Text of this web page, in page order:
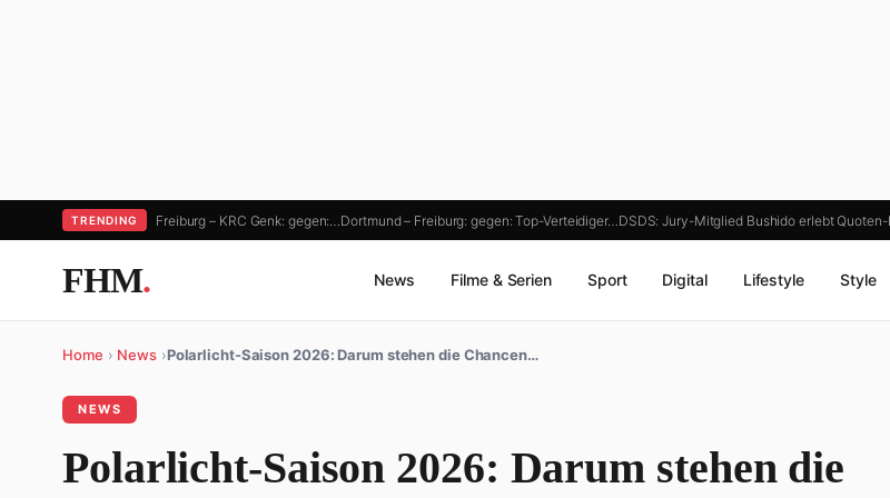
TRENDING Freiburg – KRC Genk: gegen:… Dortmund – Freiburg: gegen: Top-Verteidiger… DSDS: Jury-Mitglied Bushido erlebt Quoten-
FHM. News Filme & Serien Sport Digital Lifestyle Style
Home › News ›Polarlicht-Saison 2026: Darum stehen die Chancen…
NEWS
Polarlicht-Saison 2026: Darum stehen die